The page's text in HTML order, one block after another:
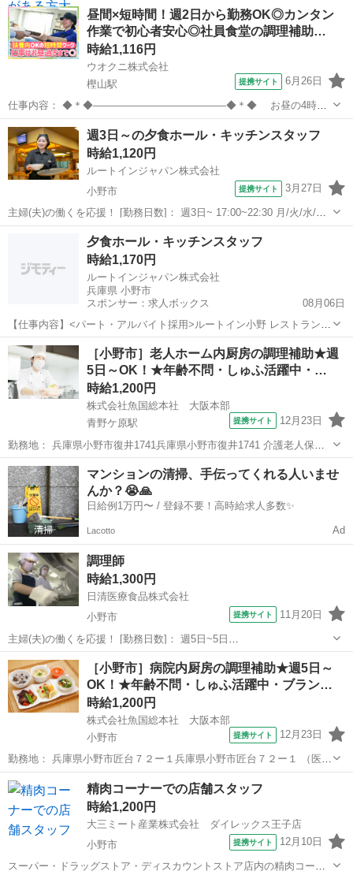
昼間×短時間！週2日から勤務OK◎カンタン
作業で初心者安心◎社員食堂の調理補助…
時給1,116円
ウオクニ株式会社
樫山駅
提携サイト 6月26日
仕事内容： ◆＊◆—————————————◆＊◆ お昼の4時間
×週2日から勤務OK 初めてのキッチンでもスグ馴染める ◆＊◆
—————————————◆＊◆ 社員食堂での調理補助をお任せし
ます。 簡単な盛り付けや洗い...
兵庫 小野市 樫山駅 キッチン
週3日～の夕食ホール・キッチンスタッフ
時給1,120円
ルートインジャパン株式会社
小野市
提携サイト 3月27日
主婦(夫)の働くを応援！ [勤務日数]： 週3日~ 17:00~22:30 月/火/水/木/
金/土/日 などから選べます [勤務地・最寄駅]： 兵庫県小野市敷地町
1503-1 ホテルルートイン小野 [職種名]：夕食ホ...
キッチン
夕食ホール・キッチンスタッフ
時給1,170円
ルートインジャパン株式会社
兵庫県 小野市
スポンサー：求人ボックス
08月06日
【仕事内容】<パート・アルバイト採用>ルートイン小野 レストラン
(夕食)のお仕事 未経験者歓迎します!勤務時間 17:00～22:30 <履歴書不
要(面接時)> ホテル付属のお食事処で、ホール・キッチンのお仕事をお
願いします。オー...
アルバイト・パート
［小野市］老人ホーム内厨房の調理補助★週
5日～OK！★年齢不問・しゅふ活躍中・…
時給1,200円
株式会社魚国総本社 大阪本部
青野ケ原駅
提携サイト 12月23日
勤務地： 兵庫県小野市復井1741兵庫県小野市復井1741 介護老人保健
施設 薫楓苑内事業所 【交通】 ＪＲ「青野ヶ原」徒歩12分 青野ケ原
駅 徒歩0分 週勤務日時： 週5日~ 06:00〜14:30／11:30〜19:...
兵庫 小野市 キッチン
マンションの清掃、手伝ってくれる人いませ
んか？😭🙏
日給例1万円〜 / 登録不要！高時給求人多数✨
Lacotto Ad
調理師
時給1,300円
日清医療食品株式会社
小野市
提携サイト 11月20日
主婦(夫)の働くを応援！ [勤務日数]： 週5日~5日
05:00~14:00/07:00~16:00 月/火/水/木/金/土/日 などから選べます [勤務
地・最寄駅]： 兵庫県小野市市場町９２６－２５０ 日清医療食品株...
兵庫 小野市 キッチン
［小野市］病院内厨房の調理補助★週5日～
OK！★年齢不問・しゅふ活躍中・ブラン…
時給1,200円
株式会社魚国総本社 大阪本部
小野市
提携サイト 12月23日
勤務地： 兵庫県小野市匠台７２ー１兵庫県小野市匠台７２ー１ （医）
薫楓会 緑駿病院内 事業所 【交通】 神戸電鉄「大村」駅から車で５
分 ※マイカー通勤可 週勤務日時： 週5日~ 08:30〜19:30 雇用形態：
パー...
兵庫 キッチン
精肉コーナーでの店舗スタッフ
時給1,200円
大三ミート産業株式会社 ダイレックス王子店
小野市
提携サイト 12月10日
スーパー・ドラッグストア・ディスカウントストア店内の精肉コーナ